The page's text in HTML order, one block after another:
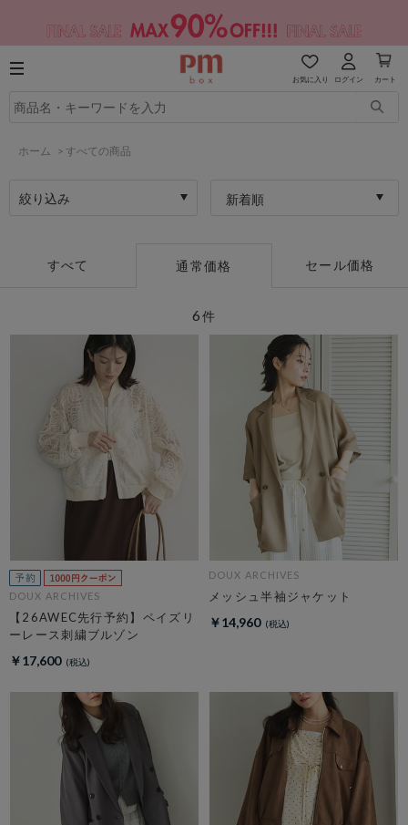
お気に入り ログイン カート
ホーム > すべての商品
絞り込み 新着順
すべて 通常価格 セール価格
6件
DOUX ARCHIVES
【26AWEC先行予約】ペイズリ
ーレース刺繍ブルゾン
￥17,600
DOUX ARCHIVES
メッシュ半袖ジャケット
￥14,960